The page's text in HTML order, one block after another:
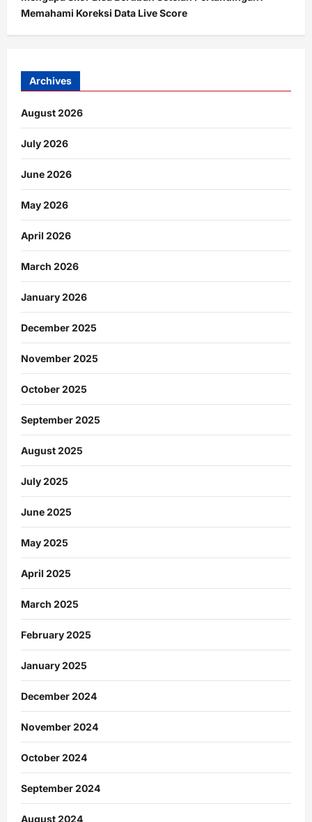
Memahami Koreksi Data Live Score
Archives
August 2026
July 2026
June 2026
May 2026
April 2026
March 2026
January 2026
December 2025
November 2025
October 2025
September 2025
August 2025
July 2025
June 2025
May 2025
April 2025
March 2025
February 2025
January 2025
December 2024
November 2024
October 2024
September 2024
August 2024